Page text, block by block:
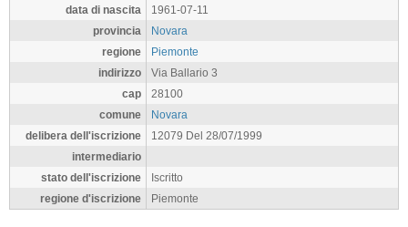
data di nascita
1961-07-11
provincia
Novara
regione
Piemonte
indirizzo
Via Ballario 3
cap
28100
comune
Novara
delibera dell'iscrizione
12079 Del 28/07/1999
intermediario
stato dell'iscrizione
Iscritto
regione d'iscrizione
Piemonte